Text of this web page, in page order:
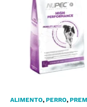
ALIMENTO, PERRO,